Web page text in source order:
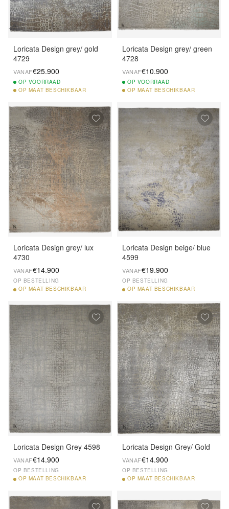
Loricata Design grey/ gold
4729
VANAF€25.900
OP VOORRAAD
OP MAAT BESCHIKBAAR
Loricata Design grey/ green
4728
VANAF€10.900
OP VOORRAAD
OP MAAT BESCHIKBAAR
Loricata Design grey/ lux
4730
VANAF€14.900
OP BESTELLING
OP MAAT BESCHIKBAAR
Loricata Design beige/ blue
4599
VANAF€19.900
OP BESTELLING
OP MAAT BESCHIKBAAR
Loricata Design Grey 4598
VANAF€14.900
OP BESTELLING
OP MAAT BESCHIKBAAR
Loricata Design Grey/ Gold
VANAF€14.900
OP BESTELLING
OP MAAT BESCHIKBAAR